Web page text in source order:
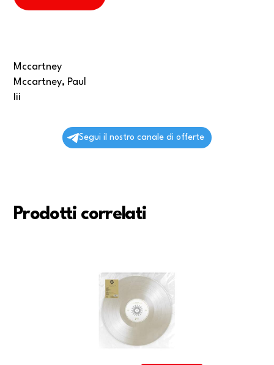
Mccartney
Mccartney, Paul
Iii
Segui il nostro canale di offerte
Prodotti correlati